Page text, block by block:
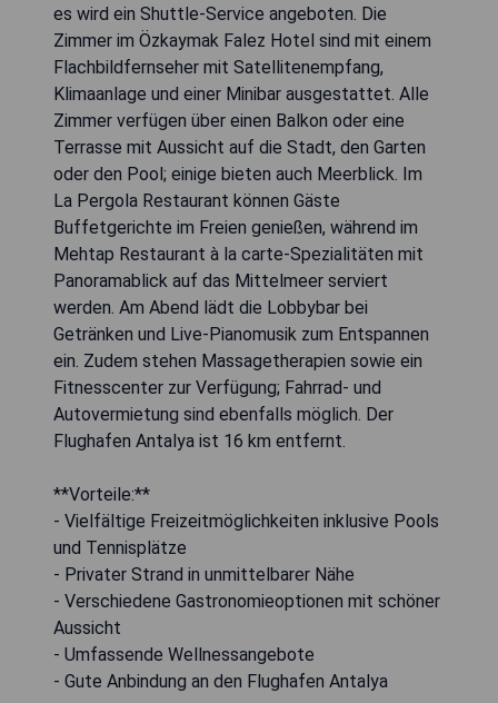
es wird ein Shuttle-Service angeboten. Die
Zimmer im Özkaymak Falez Hotel sind mit einem
Flachbildfernseher mit Satellitenempfang,
Klimaanlage und einer Minibar ausgestattet. Alle
Zimmer verfügen über einen Balkon oder eine
Terrasse mit Aussicht auf die Stadt, den Garten
oder den Pool; einige bieten auch Meerblick. Im
La Pergola Restaurant können Gäste
Buffetgerichte im Freien genießen, während im
Mehtap Restaurant à la carte-Spezialitäten mit
Panoramablick auf das Mittelmeer serviert
werden. Am Abend lädt die Lobbybar bei
Getränken und Live-Pianomusik zum Entspannen
ein. Zudem stehen Massagetherapien sowie ein
Fitnesscenter zur Verfügung; Fahrrad- und
Autovermietung sind ebenfalls möglich. Der
Flughafen Antalya ist 16 km entfernt.
**Vorteile:**
- Vielfältige Freizeitmöglichkeiten inklusive Pools
und Tennisplätze
- Privater Strand in unmittelbarer Nähe
- Verschiedene Gastronomieoptionen mit schöner
Aussicht
- Umfassende Wellnessangebote
- Gute Anbindung an den Flughafen Antalya